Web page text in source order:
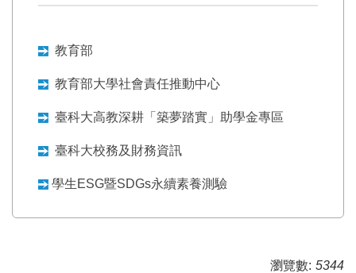
教育部
教育部大學社會責任推動中心
臺科大高教深耕「築夢踏實」助學金專區
臺科大校務及財務資訊
學生ESG暨SDGs永續素養測驗
瀏覽數: 5344